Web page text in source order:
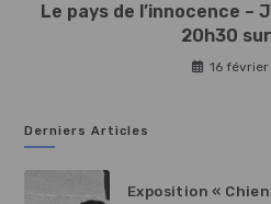
Le pays de l’innocence –
20h30
16 février
Derniers Articles
Exposition «